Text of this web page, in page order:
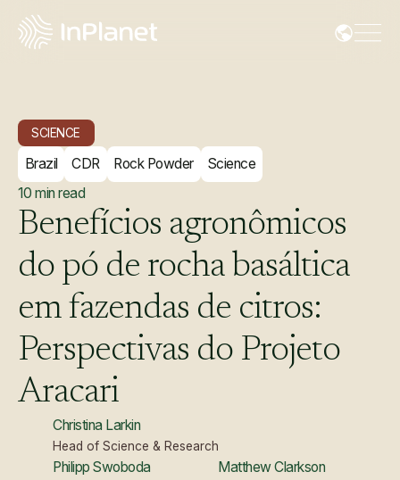
SCIENCE
Brazil CDR Rock Powder
Science
10 min read
Benefícios agronômicos
do pó de rocha basáltica
em fazendas de citros:
Perspectivas do Projeto
Aracari
Christina Larkin
Head of Science & Research
Philipp Swoboda Matthew Clarkson